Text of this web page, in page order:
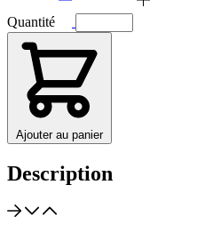
Quantité
Ajouter au panier
Description